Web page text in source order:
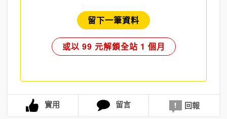
留下一筆資料
或以 99 元解鎖全站 1 個月
實用 留言 回報